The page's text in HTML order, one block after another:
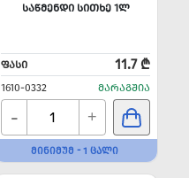
ᲡᲐᲬᲛᲔᲜᲓᲘ ᲡᲘᲗᲮᲔ 1Ლ
ᲤᲐᲡᲘ 11.7 ₾
1610-0332 ᲛᲐᲠᲐᲒᲨᲘᲐ
- +
ᲛᲘᲜᲘᲛᲣᲛ - 1 ᲪᲐᲚᲘ